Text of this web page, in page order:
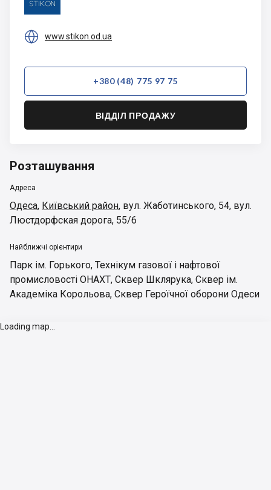
 www.stikon.od.ua
+380 (48) 775 97 75
ВІДДІЛ ПРОДАЖУ
Розташування
Адреса
Одеса, Київський район, вул. Жаботинського, 54, вул.
Люстдорфская дорога, 55/6
Найближчі орієнтири
Парк ім. Горького, Технікум газової і нафтової
промисловості ОНАХТ, Сквер Шклярука, Сквер ім.
Академіка Корольова, Сквер Героїчної оборони Одеси
Loading map...